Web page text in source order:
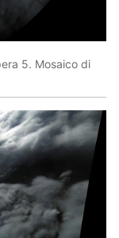
5. Mosaico di